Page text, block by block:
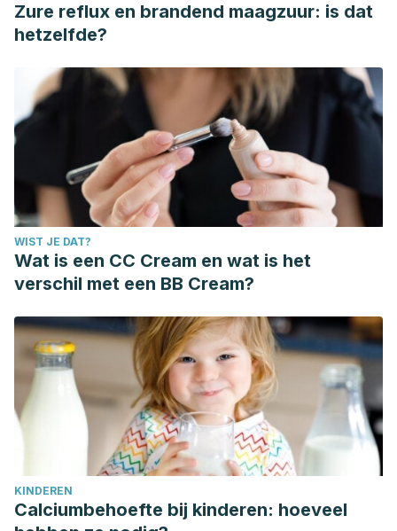
Zure reflux en brandend maagzuur: is dat
hetzelfde?
WIST JE DAT?
Wat is een CC Cream en wat is het
verschil met een BB Cream?
KINDEREN
Calciumbehoefte bij kinderen: hoeveel